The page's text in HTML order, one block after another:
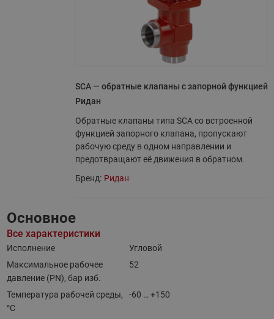
SCA — обратные клапаны с запорной функцией
Ридан
Обратные клапаны типа SCA со встроенной
функцией запорного клапана, пропускают
рабочую среду в одном направлении и
предотвращают её движения в обратном.
Бренд: Ридан
Основное
Все характеристики
Исполнение
Угловой
Максимальное рабочее
давление (PN), бар изб.
52
Температура рабочей среды,
°С
-60 … +150